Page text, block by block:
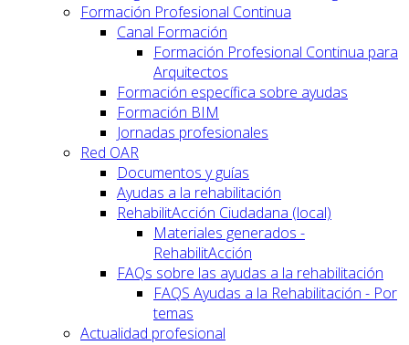
Formación Profesional Continua
Canal Formación
Formación Profesional Continua para
Arquitectos
Formación específica sobre ayudas
Formación BIM
Jornadas profesionales
Red OAR
Documentos y guías
Ayudas a la rehabilitación
RehabilitAcción Ciudadana (local)
Materiales generados -
RehabilitAcción
FAQs sobre las ayudas a la rehabilitación
FAQS Ayudas a la Rehabilitación - Por
temas
Actualidad profesional